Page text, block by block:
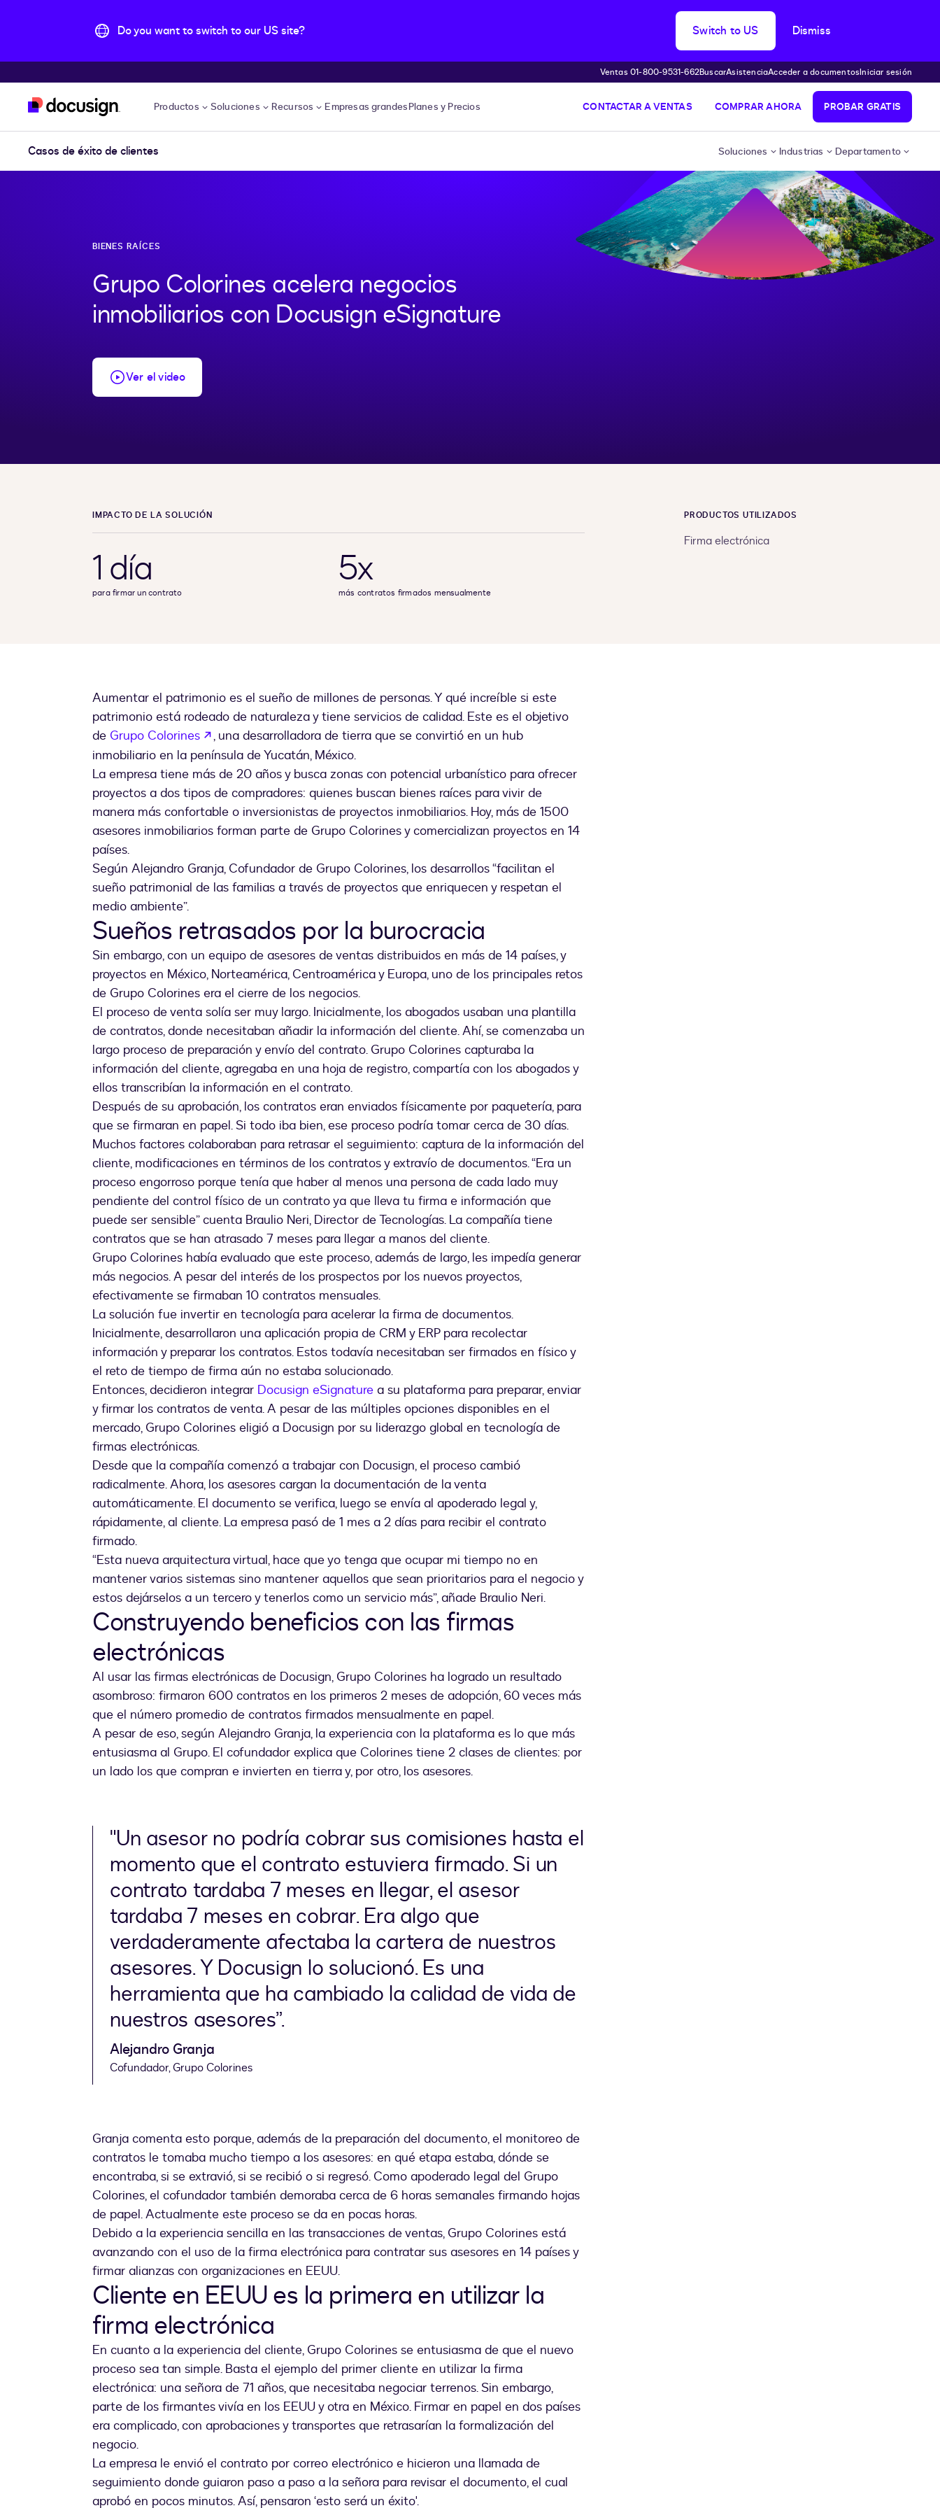
Do you want to switch to our US site? Switch to US Dismiss
Ventas 01-800-9531-662BuscarAsistenciaAcceder a documentosIniciar sesión
Productos Soluciones Recursos Empresas grandesPlanes y Precios CONTACTAR A VENTAS COMPRAR AHORA PROBAR GRATIS
Casos de éxito de clientes Soluciones Industrias Departamento
BIENES RAÍCES
Grupo Colorines acelera negocios
inmobiliarios con Docusign eSignature
Ver el video
IMPACTO DE LA SOLUCIÓN
1 día
para firmar un contrato
5x
más contratos firmados mensualmente
PRODUCTOS UTILIZADOS
Firma electrónica
Aumentar el patrimonio es el sueño de millones de personas. Y qué increíble si este
patrimonio está rodeado de naturaleza y tiene servicios de calidad. Este es el objetivo
de Grupo Colorines abre em uma nova guia
, una desarrolladora de tierra que se convirtió en un hub
inmobiliario en la península de Yucatán, México.
La empresa tiene más de 20 años y busca zonas con potencial urbanístico para ofrecer
proyectos a dos tipos de compradores: quienes buscan bienes raíces para vivir de
manera más confortable o inversionistas de proyectos inmobiliarios. Hoy, más de 1500
asesores inmobiliarios forman parte de Grupo Colorines y comercializan proyectos en 14
países.
Según Alejandro Granja, Cofundador de Grupo Colorines, los desarrollos “facilitan el
sueño patrimonial de las familias a través de proyectos que enriquecen y respetan el
medio ambiente”.
Sueños retrasados por la burocracia
Sin embargo, con un equipo de asesores de ventas distribuidos en más de 14 países, y
proyectos en México, Norteamérica, Centroamérica y Europa, uno de los principales retos
de Grupo Colorines era el cierre de los negocios.
El proceso de venta solía ser muy largo. Inicialmente, los abogados usaban una plantilla
de contratos, donde necesitaban añadir la información del cliente. Ahí, se comenzaba un
largo proceso de preparación y envío del contrato. Grupo Colorines capturaba la
información del cliente, agregaba en una hoja de registro, compartía con los abogados y
ellos transcribían la información en el contrato.
Después de su aprobación, los contratos eran enviados físicamente por paquetería, para
que se firmaran en papel. Si todo iba bien, ese proceso podría tomar cerca de 30 días.
Muchos factores colaboraban para retrasar el seguimiento: captura de la información del
cliente, modificaciones en términos de los contratos y extravío de documentos. “Era un
proceso engorroso porque tenía que haber al menos una persona de cada lado muy
pendiente del control físico de un contrato ya que lleva tu firma e información que
puede ser sensible” cuenta Braulio Neri, Director de Tecnologías. La compañía tiene
contratos que se han atrasado 7 meses para llegar a manos del cliente.
Grupo Colorines había evaluado que este proceso, además de largo, les impedía generar
más negocios. A pesar del interés de los prospectos por los nuevos proyectos,
efectivamente se firmaban 10 contratos mensuales.
La solución fue invertir en tecnología para acelerar la firma de documentos.
Inicialmente, desarrollaron una aplicación propia de CRM y ERP para recolectar
información y preparar los contratos. Estos todavía necesitaban ser firmados en físico y
el reto de tiempo de firma aún no estaba solucionado.
Entonces, decidieron integrar Docusign eSignature a su plataforma para preparar, enviar
y firmar los contratos de venta. A pesar de las múltiples opciones disponibles en el
mercado, Grupo Colorines eligió a Docusign por su liderazgo global en tecnología de
firmas electrónicas.
Desde que la compañía comenzó a trabajar con Docusign, el proceso cambió
radicalmente. Ahora, los asesores cargan la documentación de la venta
automáticamente. El documento se verifica, luego se envía al apoderado legal y,
rápidamente, al cliente. La empresa pasó de 1 mes a 2 días para recibir el contrato
firmado.
“Esta nueva arquitectura virtual, hace que yo tenga que ocupar mi tiempo no en
mantener varios sistemas sino mantener aquellos que sean prioritarios para el negocio y
estos dejárselos a un tercero y tenerlos como un servicio más”, añade Braulio Neri.
Construyendo beneficios con las firmas
electrónicas
Al usar las firmas electrónicas de Docusign, Grupo Colorines ha logrado un resultado
asombroso: firmaron 600 contratos en los primeros 2 meses de adopción, 60 veces más
que el número promedio de contratos firmados mensualmente en papel.
A pesar de eso, según Alejandro Granja, la experiencia con la plataforma es lo que más
entusiasma al Grupo. El cofundador explica que Colorines tiene 2 clases de clientes: por
un lado los que compran e invierten en tierra y, por otro, los asesores.
"Un asesor no podría cobrar sus comisiones hasta el
momento que el contrato estuviera firmado. Si un
contrato tardaba 7 meses en llegar, el asesor
tardaba 7 meses en cobrar. Era algo que
verdaderamente afectaba la cartera de nuestros
asesores. Y Docusign lo solucionó. Es una
herramienta que ha cambiado la calidad de vida de
nuestros asesores”.
Alejandro Granja
Cofundador, Grupo Colorines
Granja comenta esto porque, además de la preparación del documento, el monitoreo de
contratos le tomaba mucho tiempo a los asesores: en qué etapa estaba, dónde se
encontraba, si se extravió, si se recibió o si regresó. Como apoderado legal del Grupo
Colorines, el cofundador también demoraba cerca de 6 horas semanales firmando hojas
de papel. Actualmente este proceso se da en pocas horas.
Debido a la experiencia sencilla en las transacciones de ventas, Grupo Colorines está
avanzando con el uso de la firma electrónica para contratar sus asesores en 14 países y
firmar alianzas con organizaciones en EEUU.
Cliente en EEUU es la primera en utilizar la
firma electrónica
En cuanto a la experiencia del cliente, Grupo Colorines se entusiasma de que el nuevo
proceso sea tan simple. Basta el ejemplo del primer cliente en utilizar la firma
electrónica: una señora de 71 años, que necesitaba negociar terrenos. Sin embargo,
parte de los firmantes vivía en los EEUU y otra en México. Firmar en papel en dos países
era complicado, con aprobaciones y transportes que retrasarían la formalización del
negocio.
La empresa le envió el contrato por correo electrónico e hicieron una llamada de
seguimiento donde guiaron paso a paso a la señora para revisar el documento, el cual
aprobó en pocos minutos. Así, pensaron ‘esto será un éxito'.